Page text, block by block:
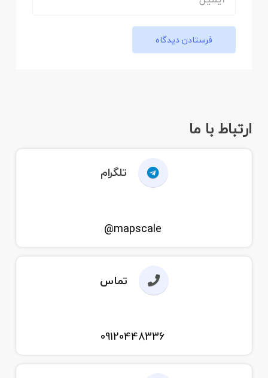
فرستادن دیدگاه
ارتباط با ما
تلگرام
mapscale@
تماس
09120448336